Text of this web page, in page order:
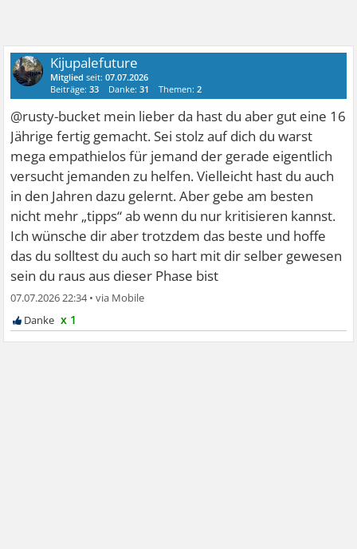
Kijupalefuture
Mitglied seit:07.07.2026
Beiträge:33 Danke:31 Themen:2
@rusty-bucket mein lieber da hast du aber gut eine 16
Jährige fertig gemacht. Sei stolz auf dich du warst
mega empathielos für jemand der gerade eigentlich
versucht jemanden zu helfen. Vielleicht hast du auch
in den Jahren dazu gelernt. Aber gebe am besten
nicht mehr „tipps“ ab wenn du nur kritisieren kannst.
Ich wünsche dir aber trotzdem das beste und hoffe
das du solltest du auch so hart mit dir selber gewesen
sein du raus aus dieser Phase bist
07.07.2026 22:34•
x 1